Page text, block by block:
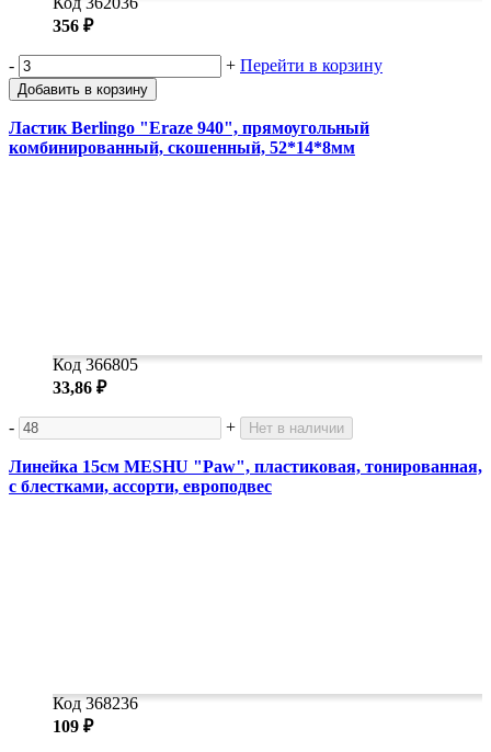
356 ₽
- + Перейти в корзину
Добавить в корзину
Ластик Berlingo "Eraze 940", прямоугольный
комбинированный, скошенный, 52*14*8мм
Код 366805
33,86 ₽
- + Нет в наличии
Линейка 15см MESHU "Paw", пластиковая, тонированная,
с блестками, ассорти, европодвес
Код 368236
109 ₽